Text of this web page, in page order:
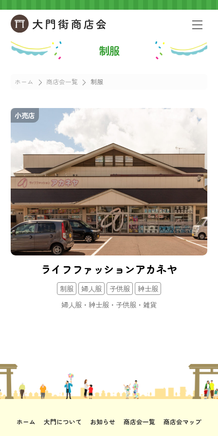
content
制服
ホーム 商店会一覧 制服
小売店
ライフファッションアカネヤ
制服 婦人服 子供服
紳士服
婦人服・紳士服・子供服・雑貨
ホーム 大門について お知らせ 商店会一覧 商店会マップ